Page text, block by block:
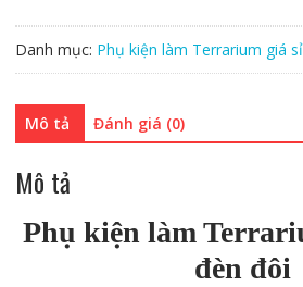
đôi
sỉ)
số
Danh mục: Phụ kiện làm Terrarium giá sỉ
Mô tả Đánh giá (0)
Mô tả
Phụ kiện làm
đèn đôi